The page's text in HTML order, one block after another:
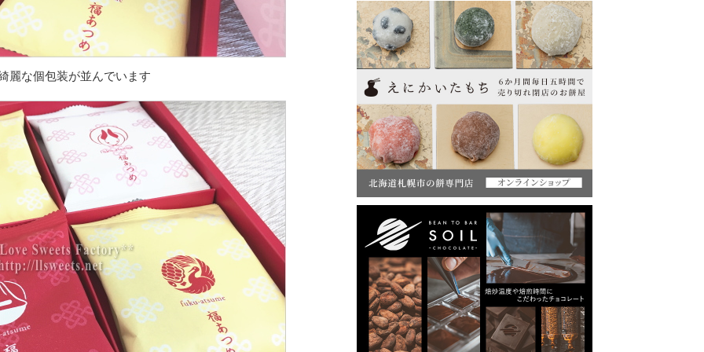
麗な個包装が並んでいます